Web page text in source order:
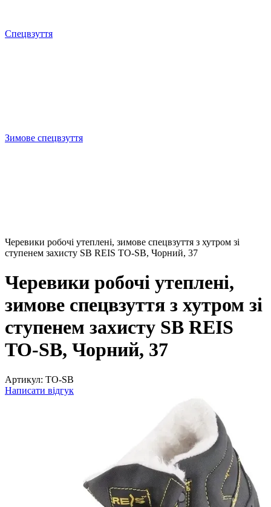
Спецвзуття
Зимове спецвзуття
Черевики робочі утеплені, зимове спецвзуття з хутром зі
ступенем захисту SB REIS TO-SB, Чорний, 37
Черевики робочі утеплені,
зимове спецвзуття з хутром зі
ступенем захисту SB REIS
TO-SB, Чорний, 37
Артикул: TO-SB
Написати відгук